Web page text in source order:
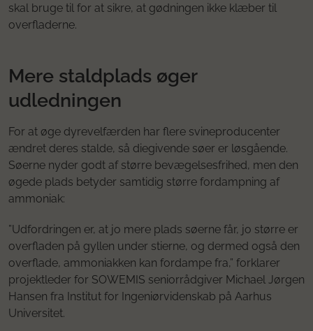
skal bruge til for at sikre, at gødningen ikke klæber til
overfladerne.
Mere staldplads øger
udledningen
For at øge dyrevelfærden har flere svineproducenter
ændret deres stalde, så diegivende søer er løsgående.
Søerne nyder godt af større bevægelsesfrihed, men den
øgede plads betyder samtidig større fordampning af
ammoniak:
”Udfordringen er, at jo mere plads søerne får, jo større er
overfladen på gyllen under stierne, og dermed også den
overflade, ammoniakken kan fordampe fra,” forklarer
projektleder for SOWEMIS seniorrådgiver Michael Jørgen
Hansen fra Institut for Ingeniørvidenskab på Aarhus
Universitet.